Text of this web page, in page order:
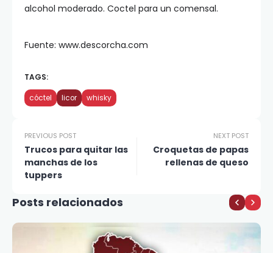
alcohol moderado. Coctel para un comensal.
Fuente: www.descorcha.com
TAGS:
cóctel licor whisky
PREVIOUS POST
Trucos para quitar las
manchas de los
tuppers
NEXT POST
Croquetas de papas
rellenas de queso
Posts relacionados